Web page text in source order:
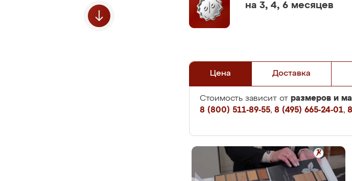
на 3, 4, 6 месяцев
Цена Доставка
Стоимость зависит от размеров и
8 (800) 511-89-55, 8 (495) 665-24-01,